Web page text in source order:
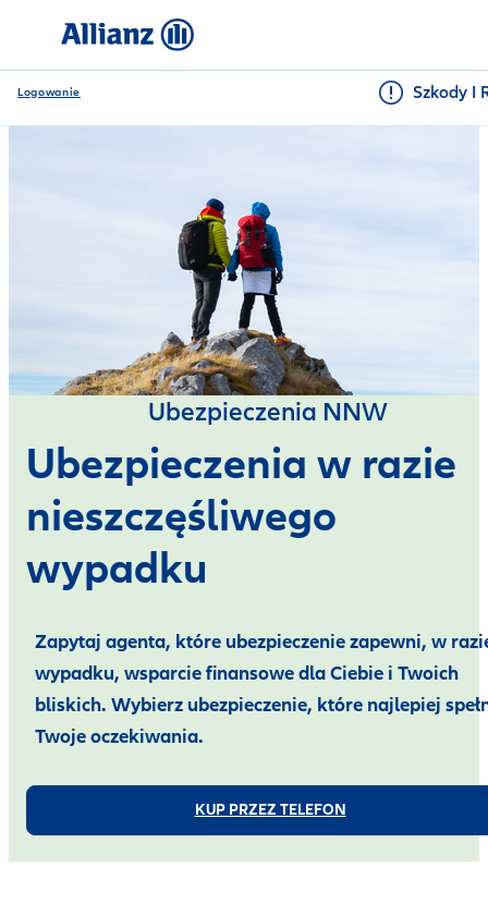
Logowanie Szkody I
Ubezpieczenia NNW
Ubezpieczenia w razie
nieszczęśliwego
wypadku
Zapytaj agenta, które ubezpieczenie zapewni, w
wypadku, wsparcie finansowe dla Ciebie i Twoich
bliskich. Wybierz ubezpieczenie, które najlepiej
Twoje oczekiwania.
KUP PRZEZ TELEFON